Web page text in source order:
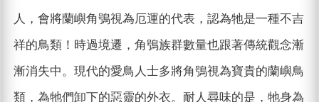
人，會將蘭嶼角鴞視為厄運的代表，認為牠是一種不吉
祥的鳥類！時過境遷，角鴞族群數量也跟著傳統觀念漸
漸消失中。現代的愛鳥人士多將角鴞視為寶貴的蘭嶼鳥
類，為牠們卸下的惡靈的外衣。耐人尋味的是，牠身為